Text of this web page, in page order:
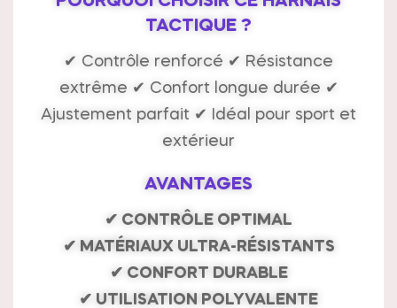
TACTIQUE ?
✔ Contrôle renforcé ✔ Résistance
extrême ✔ Confort longue durée ✔
Ajustement parfait ✔ Idéal pour sport et
extérieur
AVANTAGES
✔ CONTRÔLE OPTIMAL
✔ MATÉRIAUX ULTRA-RÉSISTANTS
✔ CONFORT DURABLE
✔ UTILISATION POLYVALENTE